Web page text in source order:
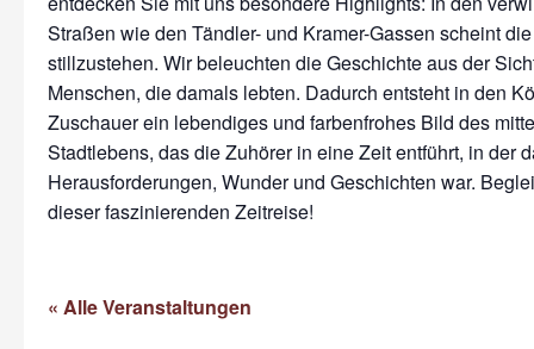
Straßen wie den Tändler- und Kramer-Gassen scheint
stillzustehen. Wir beleuchten die Geschichte aus der
Menschen, die damals lebten. Dadurch entsteht in den
Zuschauer ein lebendiges und farbenfrohes Bild des
Stadtlebens, das die Zuhörer in eine Zeit entführt, in der
Herausforderungen, Wunder und Geschichten war.
dieser faszinierenden Zeitreise!
« Alle Veranstaltungen